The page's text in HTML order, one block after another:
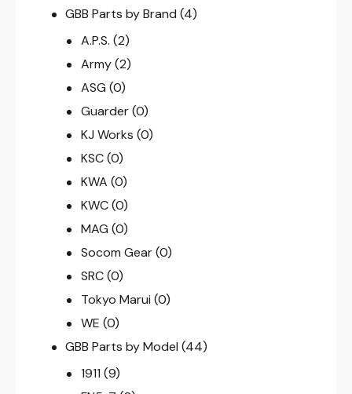
GBB Parts by Brand (4)
A.P.S. (2)
Army (2)
ASG (0)
Guarder (0)
KJ Works (0)
KSC (0)
KWA (0)
KWC (0)
MAG (0)
Socom Gear (0)
SRC (0)
Tokyo Marui (0)
WE (0)
GBB Parts by Model (44)
1911 (9)